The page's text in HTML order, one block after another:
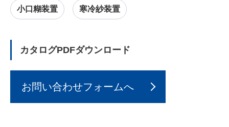
小口糊装置 寒冷紗装置
カタログPDFダウンロード
お問い合わせフォームへ